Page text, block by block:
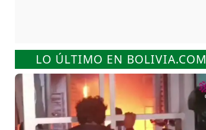
LO ÚLTIMO EN BOLIVIA.COM